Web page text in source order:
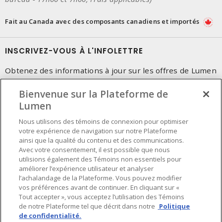
Fait au Canada avec des composants canadiens et importés
INSCRIVEZ-VOUS À L'INFOLETTRE
Obtenez des informations à jour sur les offres de Lumen
Préférences en matière de cookies
Bienvenue sur la Plateforme de
Lumen
Nous utilisons des témoins de connexion pour optimiser
votre expérience de navigation sur notre Plateforme
ainsi que la qualité du contenu et des communications.
Avec votre consentement, il est possible que nous
utilisions également des Témoins non essentiels pour
améliorer l’expérience utilisateur et analyser
l’achalandage de la Plateforme. Vous pouvez modifier
vos préférences avant de continuer. En cliquant sur «
Tout accepter », vous acceptez l’utilisation des Témoins
de notre Plateforme tel que décrit dans notre Politique
de confidentialité.